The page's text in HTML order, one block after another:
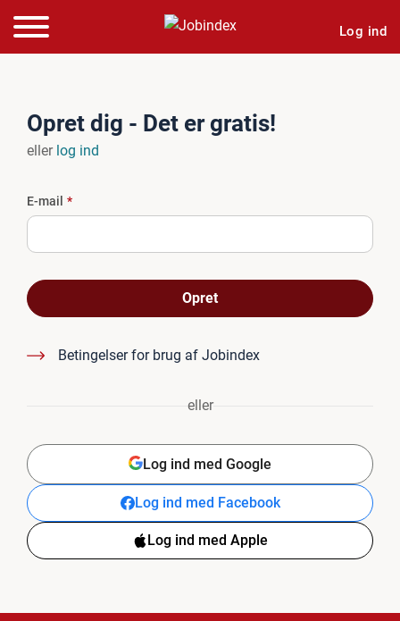
Log ind
Opret dig - Det er gratis!
eller log ind
E-mail
Opret
Betingelser for brug af Jobindex
eller
Log ind med Google
Log ind med Facebook
Log ind med Apple